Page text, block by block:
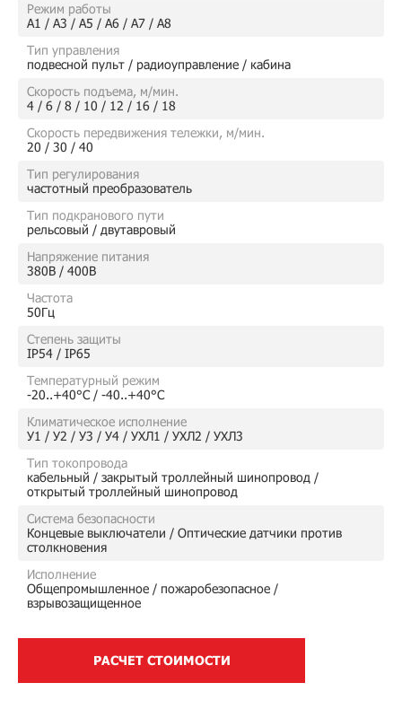
Режим работы
А1 / А3 / А5 / А6 / А7 / А8
Тип управления
подвесной пульт / радиоуправление / кабина
Скорость подъема, м/мин.
4 / 6 / 8 / 10 / 12 / 16 / 18
Скорость передвижения тележки, м/мин.
20 / 30 / 40
Тип регулирования
частотный преобразователь
Тип подкранового пути
рельсовый / двутавровый
Напряжение питания
380В / 400В
Частота
50Гц
Степень защиты
IP54 / IP65
Температурный режим
-20..+40°C / -40..+40°C
Климатическое исполнение
У1 / У2 / У3 / У4 / УХЛ1 / УХЛ2 / УХЛ3
Тип токопровода
кабельный / закрытый троллейный шинопровод /
открытый троллейный шинопровод
Система безопасности
Концевые выключатели / Оптические датчики против
столкновения
Исполнение
Общепромышленное / пожаробезопасное /
взрывозащищенное
РАСЧЕТ СТОИМОСТИ